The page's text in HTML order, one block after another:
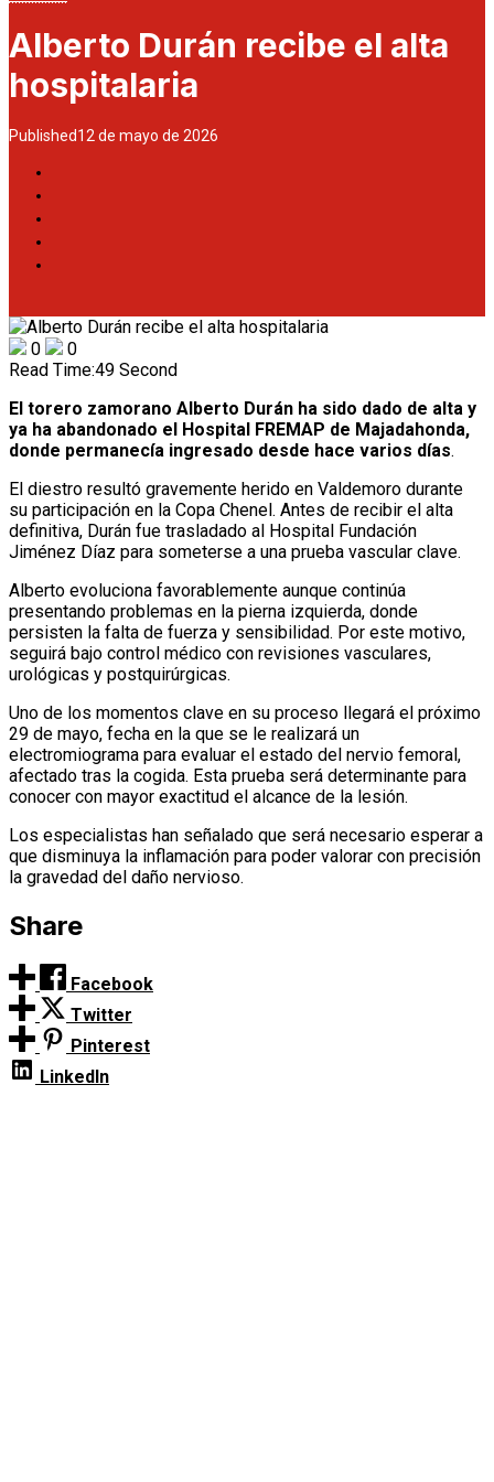
Alberto Durán recibe el alta
hospitalaria
Published12 de mayo de 2026
0
0
Read Time:49 Second
El torero zamorano Alberto Durán ha sido dado de alta y
ya ha abandonado el Hospital FREMAP de Majadahonda,
donde permanecía ingresado desde hace varios días.
El diestro resultó gravemente herido en Valdemoro durante
su participación en la Copa Chenel. Antes de recibir el alta
definitiva, Durán fue trasladado al Hospital Fundación
Jiménez Díaz para someterse a una prueba vascular clave.
Alberto evoluciona favorablemente aunque continúa
presentando problemas en la pierna izquierda, donde
persisten la falta de fuerza y sensibilidad. Por este motivo,
seguirá bajo control médico con revisiones vasculares,
urológicas y postquirúrgicas.
Uno de los momentos clave en su proceso llegará el próximo
29 de mayo, fecha en la que se le realizará un
electromiograma para evaluar el estado del nervio femoral,
afectado tras la cogida. Esta prueba será determinante para
conocer con mayor exactitud el alcance de la lesión.
Los especialistas han señalado que será necesario esperar a
que disminuya la inflamación para poder valorar con precisión
la gravedad del daño nervioso.
Share
Facebook
Twitter
Pinterest
LinkedIn